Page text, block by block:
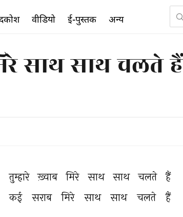
साथ साथ चलते हैं
तुम्हारे ख़्वाब मिरे साथ साथ चलते
हैं
कई
सराब मिरे साथ साथ चलते हैं
वीडियो ई-पुस्तक अन्य